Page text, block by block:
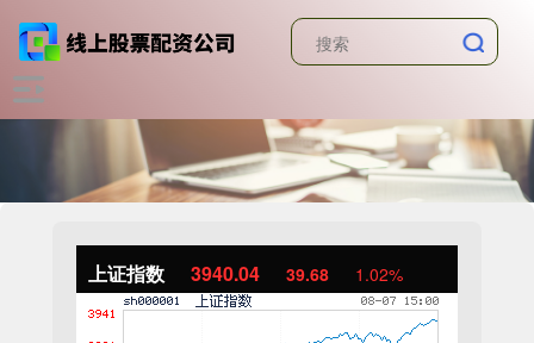
上证指数 3940.04 39.68 1.02%